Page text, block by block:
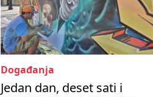
Događanja
Jedan dan, deset sati i